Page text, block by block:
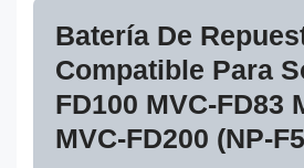
Batería De
Compatible Para
FD100 MVC-FD83
MVC-FD200 (NP-